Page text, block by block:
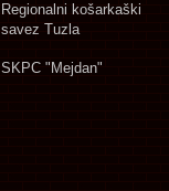
Regionalni košarkaški
savez Tuzla
SKPC "Mejdan"